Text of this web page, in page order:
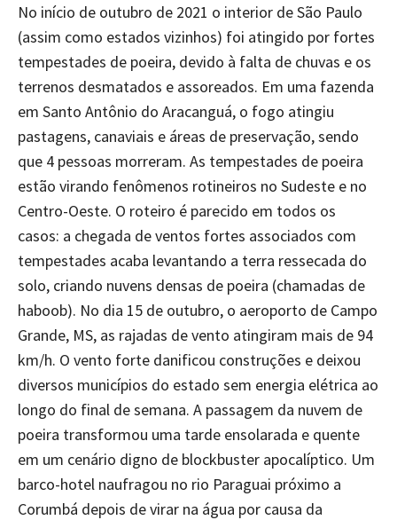
No início de outubro de 2021 o interior de São Paulo
(assim como estados vizinhos) foi atingido por fortes
tempestades de poeira, devido à falta de chuvas e os
terrenos desmatados e assoreados. Em uma fazenda
em Santo Antônio do Aracanguá, o fogo atingiu
pastagens, canaviais e áreas de preservação, sendo
que 4 pessoas morreram. As tempestades de poeira
estão virando fenômenos rotineiros no Sudeste e no
Centro-Oeste. O roteiro é parecido em todos os
casos: a chegada de ventos fortes associados com
tempestades acaba levantando a terra ressecada do
solo, criando nuvens densas de poeira (chamadas de
haboob). No dia 15 de outubro, o aeroporto de Campo
Grande, MS, as rajadas de vento atingiram mais de 94
km/h. O vento forte danificou construções e deixou
diversos municípios do estado sem energia elétrica ao
longo do final de semana. A passagem da nuvem de
poeira transformou uma tarde ensolarada e quente
em um cenário digno de blockbuster apocalíptico. Um
barco-hotel naufragou no rio Paraguai próximo a
Corumbá depois de virar na água por causa da